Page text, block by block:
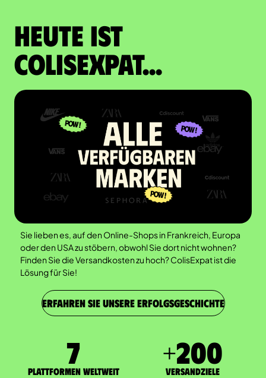
Heute ist
Colisexpat...
Sie lieben es, auf den Online-Shops in Frankreich, Europa
oder den USA zu stöbern, obwohl Sie dort nicht wohnen?
Finden Sie die Versandkosten zu hoch? ColisExpat ist die
Lösung für Sie!
ERFAHREN SIE UNSERE ERFOLGSGESCHICHTE
7
Plattformen weltweit
+200
Versandziele